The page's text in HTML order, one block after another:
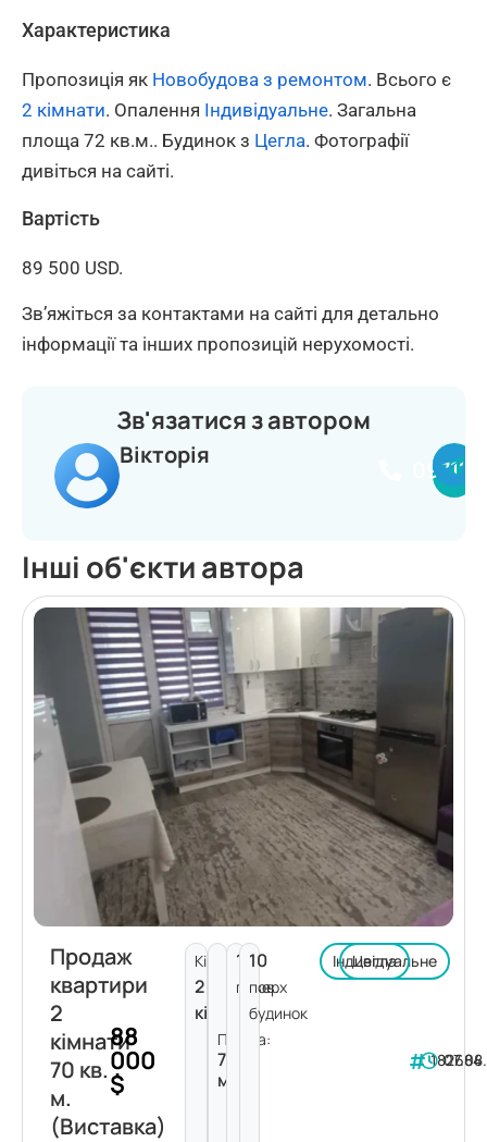
Характеристика
Пропозиція як Новобудова з ремонтом. Всього є
2 кімнати. Опалення Індивідуальне. Загальна
площа 72 кв.м.. Будинок з Цегла. Фотографії
дивіться на сайті.
Вартість
89 500 USD.
Зв’яжіться за контактами на сайті для детально
інформації та інших пропозицій нерухомості.
Зв'язатися з автором
Вікторія
Інші об'єкти автора
Продаж
квартири
2
кімнати
70 кв.
м.
(Виставка)
88
000
$
Кімнат:
2
кімнати
Площа:
70
м²
1
поверх
10
пов.
будинок
Індивідуальне
Цегла
182684